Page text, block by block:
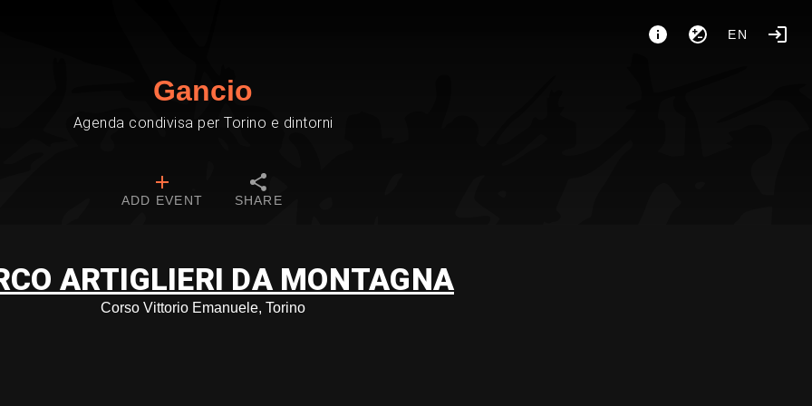
EN
Gancio
Agenda condivisa per Torino e dintorni
ADD EVENT SHARE
ARTIGLIERI DA MONTAGNA
Corso Vittorio Emanuele, Torino